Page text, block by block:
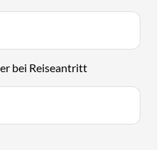
bei Reiseantritt